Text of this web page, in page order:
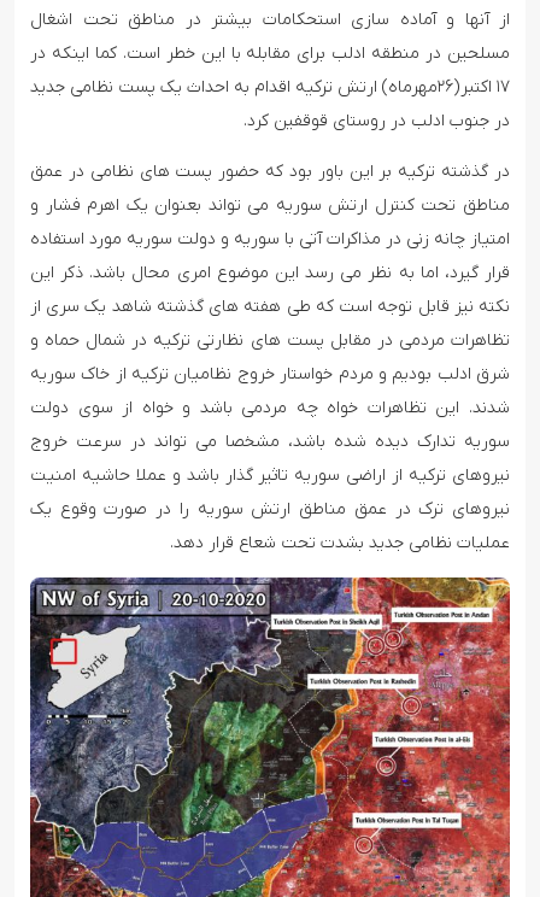
از آنها و آماده سازی استحکامات بیشتر در مناطق تحت اشغال
مسلحین در منطقه ادلب برای مقابله با این خطر است. کما اینکه در
۱۷ اکتبر(۲۶مهرماه) ارتش ترکیه اقدام به احداث یک پست نظامی جدید
در جنوب ادلب در روستای قوقفین کرد.
در گذشته ترکیه بر این باور بود که حضور پست های نظامی در عمق
مناطق تحت کنترل ارتش سوریه می تواند بعنوان یک اهرم فشار و
امتیاز چانه زنی در مذاکرات آتی با سوریه و دولت سوریه مورد استفاده
قرار گیرد، اما به نظر می رسد این موضوع امری محال باشد. ذکر این
نکته نیز قابل توجه است که طی هفته های گذشته شاهد یک سری از
تظاهرات مردمی در مقابل پست های نظارتی ترکیه در شمال حماه و
شرق ادلب بودیم و مردم خواستار خروج نظامیان ترکیه از خاک سوریه
شدند. این تظاهرات خواه چه مردمی باشد و خواه از سوی دولت
سوریه تدارک دیده شده باشد، مشخصا می تواند در سرعت خروج
نیروهای ترکیه از اراضی سوریه تاثیر گذار باشد و عملا حاشیه امنیت
نیروهای ترک در عمق مناطق ارتش سوریه را در صورت وقوع یک
عملیات نظامی جدید بشدت تحت شعاع قرار دهد.